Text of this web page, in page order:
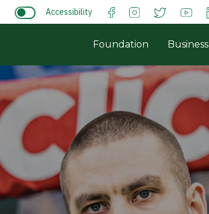
Accessibility
Foundation Business